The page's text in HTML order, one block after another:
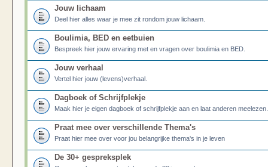
Jouw lichaam
Deel hier alles waar je mee zit rondom jouw lichaam.
Boulimia, BED en eetbuien
Bespreek hier jouw ervaring met en vragen over boulimia en BED.
Jouw verhaal
Vertel hier jouw (levens)verhaal.
Dagboek of Schrijfplekje
Maak hier je eigen dagboek of schrijfplekje aan en laat anderen meelezen.
Praat mee over verschillende Thema's
Praat hier mee over voor jou belangrijke thema's in je leven
De 30+ gespreksplek